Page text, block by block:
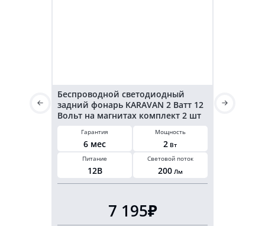
Беспроводной светодиодный
задний фонарь KARAVAN 2 Ватт 12
Вольт на магнитах комплект 2 шт
Гарантия
6 мес
Мощность
2 Вт
Питание
12В
Световой поток
200 Лм
7 195₽